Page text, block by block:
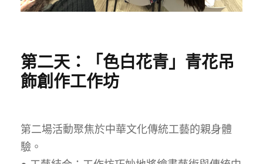
第二天：「色白花青」青花吊
飾創作工作坊
第二場活動聚焦於中華文化傳統工藝的親身體
驗。